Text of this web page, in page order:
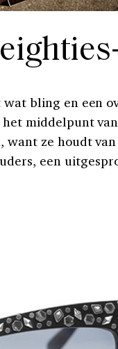
bling en een
middelpunt
want ze houdt van
een